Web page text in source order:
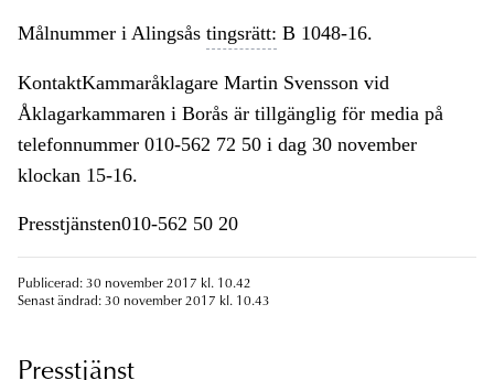
Målnummer i Alingsås tingsrätt: B 1048-16.
KontaktKammaråklagare Martin Svensson vid
Åklagarkammaren i Borås är tillgänglig för media på
telefonnummer 010-562 72 50 i dag 30 november
klockan 15-16.
Presstjänsten010-562 50 20
Publicerad: 30 november 2017 kl. 10.42
Senast ändrad: 30 november 2017 kl. 10.43
Presstjänst